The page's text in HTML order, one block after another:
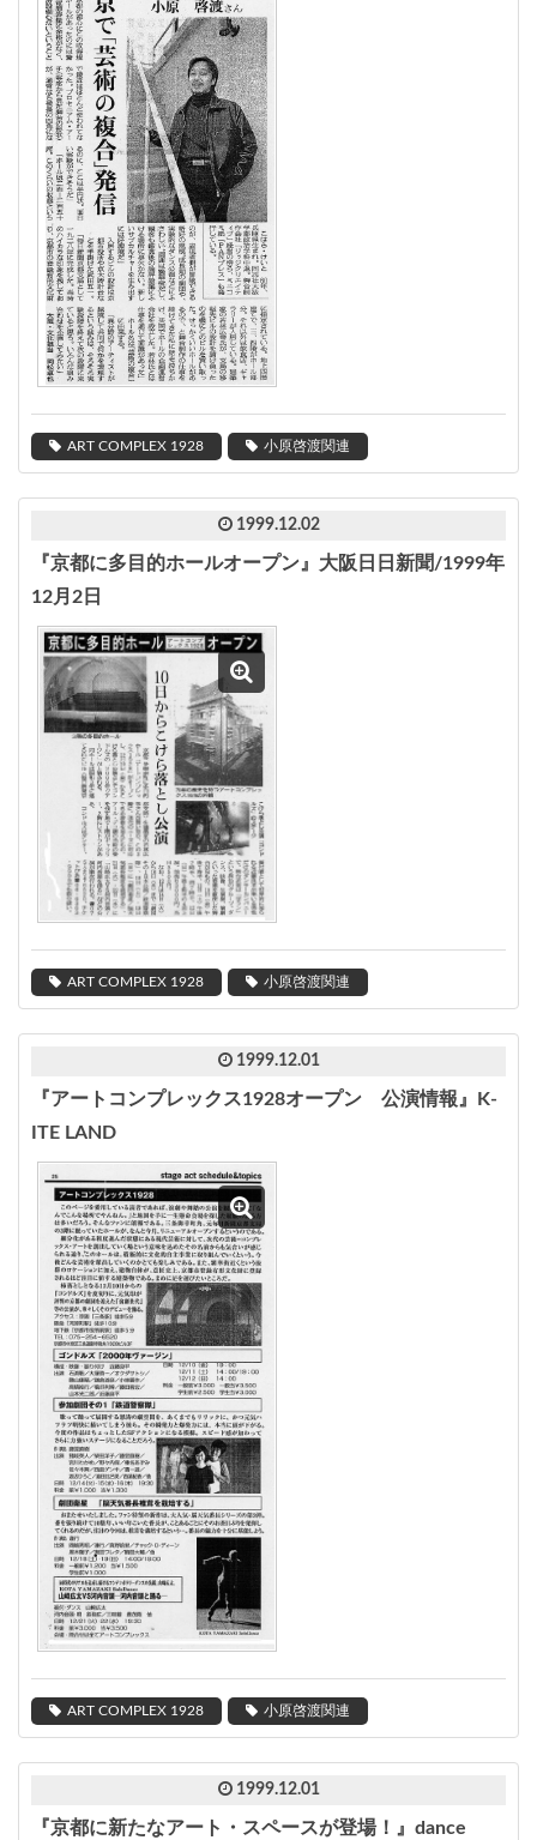
ART COMPLEX 1928 小原啓渡関連
1999.12.02
『京都に多目的ホールオープン』大阪日日新聞/1999年
12月2日
ART COMPLEX 1928 小原啓渡関連
1999.12.01
『アートコンプレックス1928オープン 公演情報』K-
ITE LAND
ART COMPLEX 1928 小原啓渡関連
1999.12.01
『京都に新たなアート・スペースが登場！』dance